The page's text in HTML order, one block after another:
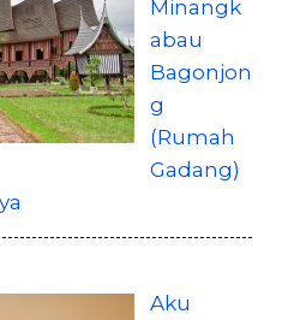
Minangk
abau
Bagonjon
g
(Rumah
Gadang)
Aku